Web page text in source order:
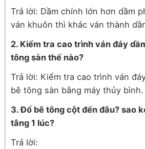
Trả lời: Dầm chính lớn hơn dầm
ván khuôn thì khác ván thành
2. Kiểm tra cao trình ván đáy
tông sàn thế nào?
Trả lời: Kiểm tra cao trình ván
bê tông sàn bằng máy thủy bình.
3. Đổ bê tông cột đến đâu? sao
tâng 1 lúc?
Trả lời: